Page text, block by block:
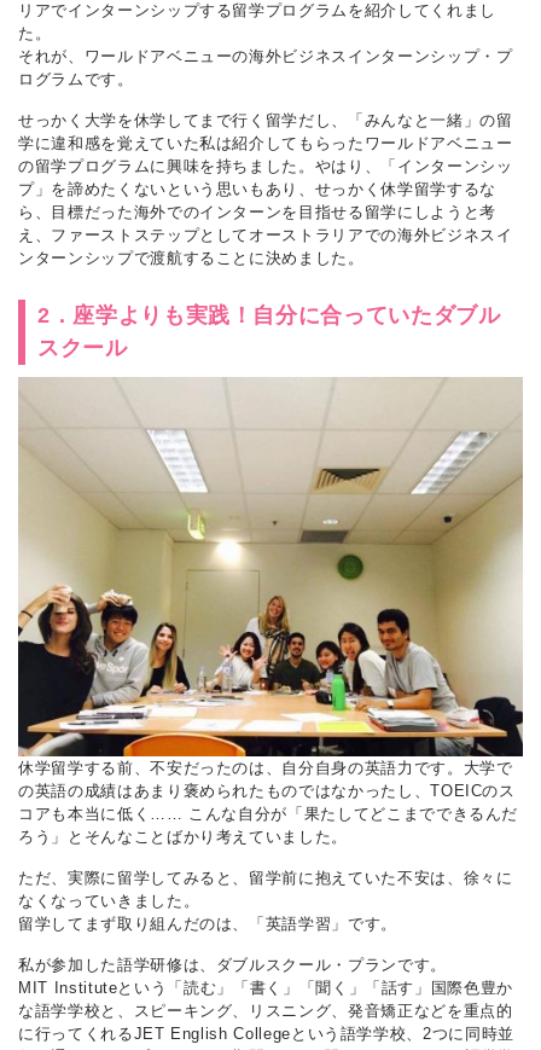
リアでインターンシップする留学プログラムを紹介してくれまし
た。
それが、ワールドアベニューの海外ビジネスインターンシップ・プ
ログラムです。
せっかく大学を休学してまで行く留学だし、「みんなと一緒」の留
学に違和感を覚えていた私は紹介してもらったワールドアベニュー
の留学プログラムに興味を持ちました。やはり、「インターンシッ
プ」を諦めたくないという思いもあり、せっかく休学留学するな
ら、目標だった海外でのインターンを目指せる留学にしようと考
え、ファーストステップとしてオーストラリアでの海外ビジネスイ
ンターンシップで渡航することに決めました。
2．座学よりも実践！自分に合っていたダブル
スクール
休学留学する前、不安だったのは、自分自身の英語力です。大学で
の英語の成績はあまり褒められたものではなかったし、TOEICのス
コアも本当に低く…… こんな自分が「果たしてどこまでできるんだ
ろう」とそんなことばかり考えていました。
ただ、実際に留学してみると、留学前に抱えていた不安は、徐々に
なくなっていきました。
留学してまず取り組んだのは、「英語学習」です。
私が参加した語学研修は、ダブルスクール・プランです。
MIT Instituteという「読む」「書く」「聞く」「話す」国際色豊か
な語学学校と、スピーキング、リスニング、発音矯正などを重点的
に行ってくれるJET English Collegeという語学学校、2つに同時並